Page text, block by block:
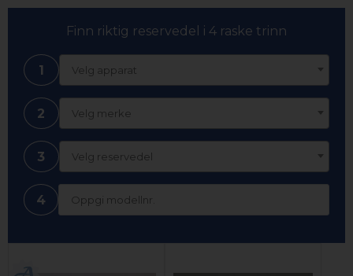
Finn riktig reservedel i 4 raske trinn
1 Velg apparat
2 Velg merke
3 Velg reservedel
4